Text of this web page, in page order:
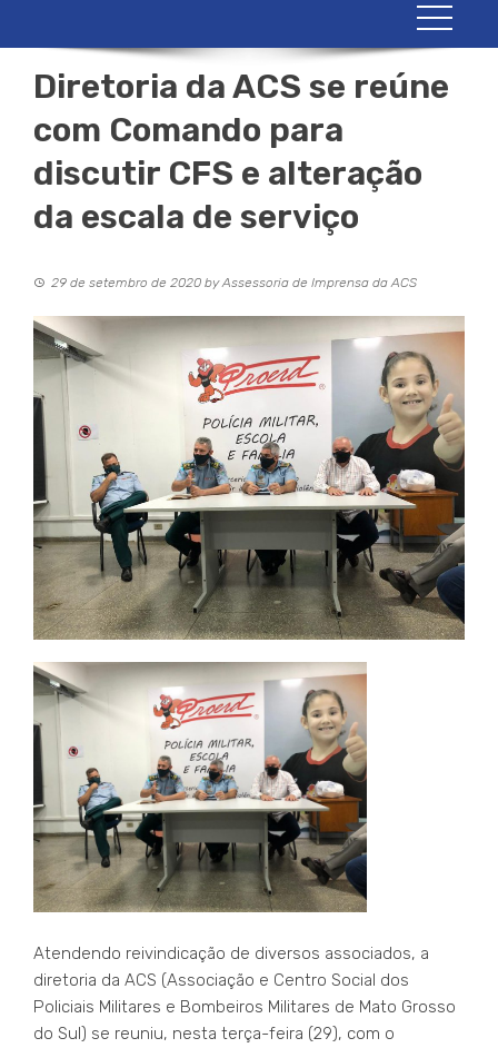
Diretoria da ACS se reúne
com Comando para
discutir CFS e alteração
da escala de serviço
29 de setembro de 2020 byAssessoria de Imprensa da ACS
Atendendo reivindicação de diversos associados, a
diretoria da ACS (Associação e Centro Social dos
Policiais Militares e Bombeiros Militares de Mato Grosso
do Sul) se reuniu, nesta terça-feira (29), com o